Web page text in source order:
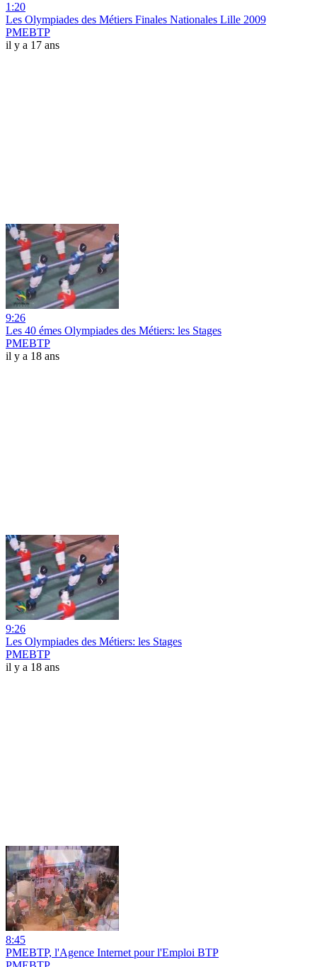
1:20
Les Olympiades des Métiers Finales Nationales Lille 2009
PMEBTP
il y a 17 ans
9:26
Les 40 émes Olympiades des Métiers: les Stages
PMEBTP
il y a 18 ans
9:26
Les Olympiades des Métiers: les Stages
PMEBTP
il y a 18 ans
8:45
PMEBTP, l'Agence Internet pour l'Emploi BTP